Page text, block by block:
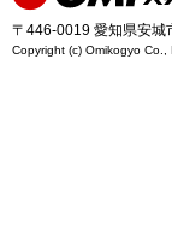
〒446-0019 愛知県安城
Copyright (c) Omikogyo Co.,